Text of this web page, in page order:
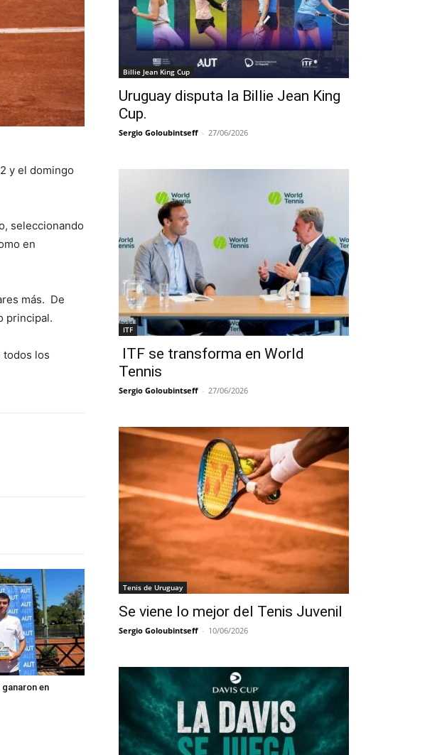
y el domingo
seleccionando
en
más. De
principal.
todos los
en
Billie Jean King Cup
Uruguay disputa la Billie Jean King
Cup.
Sergio Goloubintseff - 27/06/2026
ITF
ITF se transforma en World
Tennis
Sergio Goloubintseff - 27/06/2026
Tenis de Uruguay
Se viene lo mejor del Tenis Juvenil
Sergio Goloubintseff - 10/06/2026